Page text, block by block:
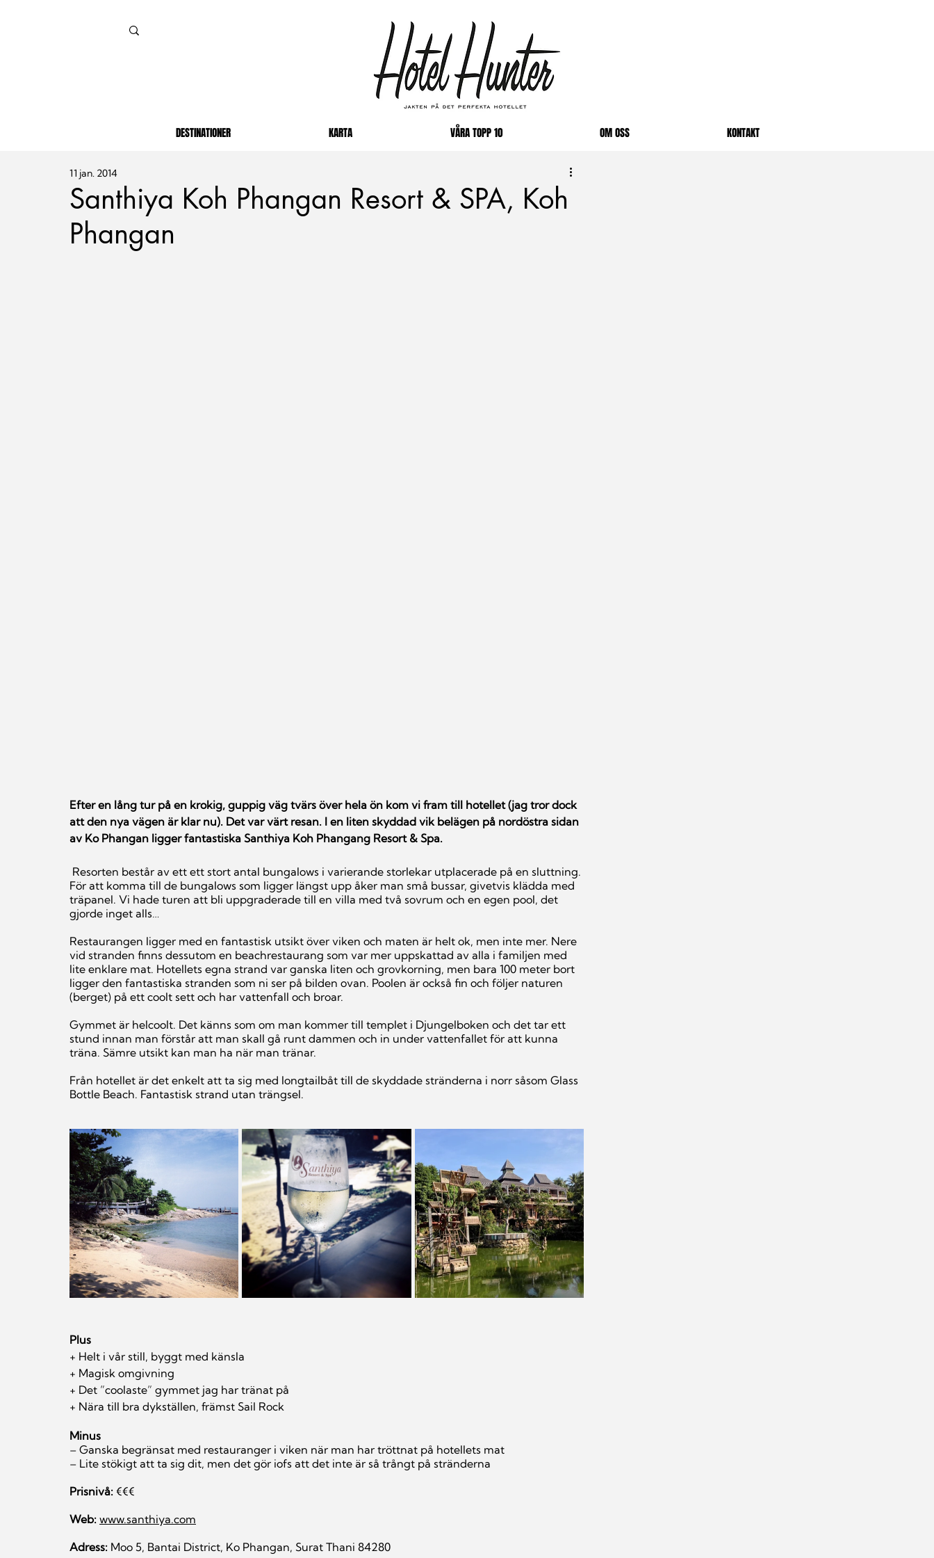
DESTINATIONER KARTA VÅRA TOPP 10 OM OSS KONTAKT
Santhiya Koh Phangan Resort & SPA, Koh
Phangan
11 jan. 2014
Efter en lång tur på en krokig, guppig väg tvärs över hela ön kom vi fram till hotellet (jag tror dock
att den nya vägen är klar nu). Det var värt resan. I en liten skyddad vik belägen på nordöstra sidan
av Ko Phangan ligger fantastiska Santhiya Koh Phangang Resort & Spa.
För att komma till de bungalows som ligger längst upp åker man små bussar, givetvis klädda med
träpanel. Vi hade turen att bli uppgraderade till en villa med två sovrum och en egen pool, det
gjorde inget alls…
Restaurangen ligger med en fantastisk utsikt över viken och maten är helt ok, men inte mer. Nere
vid stranden finns dessutom en beachrestaurang som var mer uppskattad av alla i familjen med
lite enklare mat. Hotellets egna strand var ganska liten och grovkorning, men bara 100 meter bort
ligger den fantastiska stranden som ni ser på bilden ovan. Poolen är också fin och följer naturen
(berget) på ett coolt sett och har vattenfall och broar.
Gymmet är helcoolt. Det känns som om man kommer till templet i Djungelboken och det tar ett
stund innan man förstår att man skall gå runt dammen och in under vattenfallet för att kunna
träna. Sämre utsikt kan man ha när man tränar.
Från hotellet är det enkelt att ta sig med longtailbåt till de skyddade stränderna i norr såsom Glass
Bottle Beach. Fantastisk strand utan trängsel.
Plus
+ Helt i vår still, byggt med känsla
+ Magisk omgivning
+ Det ”coolaste” gymmet jag har tränat på
+ Nära till bra dykställen, främst Sail Rock
Minus
– Ganska begränsat med restauranger i viken när man har tröttnat på hotellets mat
– Lite stökigt att ta sig dit, men det gör iofs att det inte är så trångt på stränderna
Prisnivå: €€€
Web: www.santhiya.com
Adress: Moo 5, Bantai District, Ko Phangan, Surat Thani 84280